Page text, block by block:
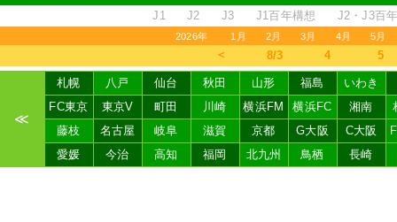
J1 J2 J3 J1百年構想 J2・J3百
2026年 1月 2月 3月 4月 5月
＜ 8/3 4 5
≪
札幌 八戸 仙台 秋田 山形 福島
いわき
FC東京
東京V 町田 川崎 横浜FM 横浜FC 湘南
藤枝
名古屋 岐阜 滋賀 京都 G大阪 C大阪
愛媛
今治 高知 福岡 北九州 鳥栖 長崎